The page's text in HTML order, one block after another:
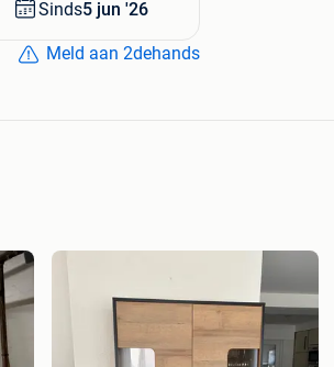
Sinds5 jun '26
Meld aan 2dehands